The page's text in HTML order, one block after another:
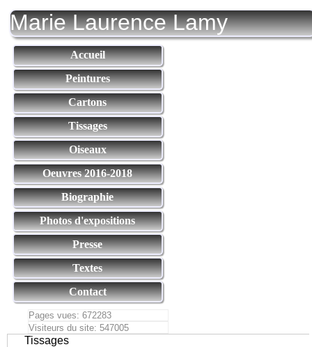
Marie Laurence Lamy
Accueil
Peintures
Cartons
Tissages
Oiseaux
Oeuvres 2016-2018
Biographie
Photos d'expositions
Presse
Textes
Contact
Pages vues: 672283
Visiteurs du site: 547005
Tissages